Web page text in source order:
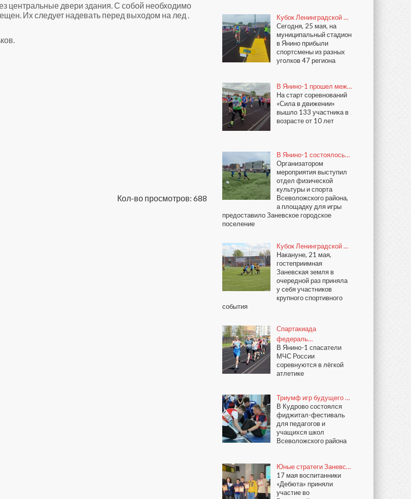
центральные двери здания. С собой необходимо
Их следует надевать перед выходом на лед .
Кол-во просмотров: 688
Кубок Ленинградской …
Сегодня, 25 мая, на
муниципальный стадион
в Янино прибыли
спортсмены из разных
уголков 47 региона
В Янино-1 прошел меж…
На старт соревнований
«Сила в движении»
вышло 133 участника в
возрасте от 10 лет
В Янино-1 состоялось…
Организатором
мероприятия выступил
отдел физической
культуры и спорта
Всеволожского района,
а площадку для игры
предоставило Заневское городское
поселение
Кубок Ленинградской …
Накануне, 21 мая,
гостеприимная
Заневская земля в
очередной раз приняла
у себя участников
крупного спортивного
события
Спартакиада
федераль…
В Янино-1 спасатели
МЧС России
соревнуются в лёгкой
атлетике
Триумф игр будущего …
В Кудрово состоялся
фиджитал-фестиваль
для педагогов и
учащихся школ
Всеволожского района
Юные стратеги Заневс…
17 мая воспитанники
«Дебюта» приняли
участие во